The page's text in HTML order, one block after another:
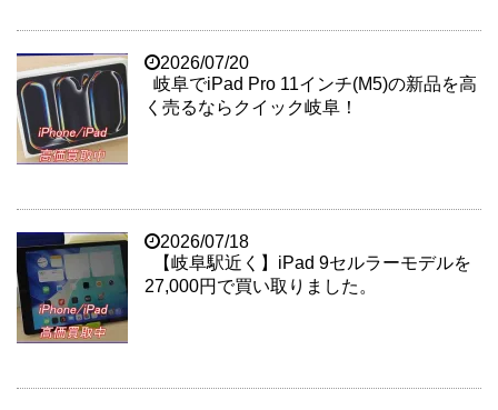
2026/07/20
岐阜でiPad Pro 11インチ(M5)の新品を高
く売るならクイック岐阜！
2026/07/18
【岐阜駅近く】iPad 9セルラーモデルを
27,000円で買い取りました。